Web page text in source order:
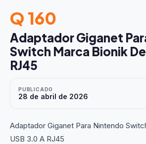
Q 160
Adaptador Giganet
Switch Marca Bionik
RJ45
PUBLICADO
28 de abril de 2026
Adaptador Giganet Para Nintendo
USB 3.0 A RJ45